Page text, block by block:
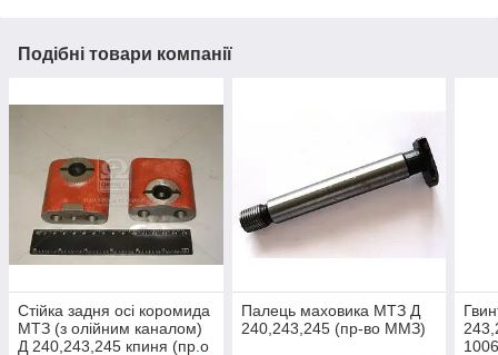
Подібні товари компанії
Стійка задня осі коромида
МТЗ (з олійним каналом)
Д 240,243,245 кпиня (пр.о
Палець маховика МТЗ Д
240,243,245 (пр-во ММЗ)